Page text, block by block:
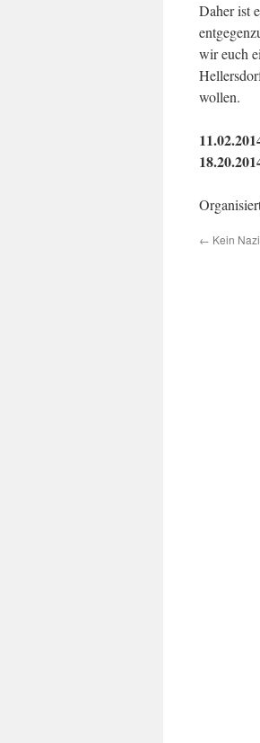
Daher ist
wir euch
wollen.
← Kein